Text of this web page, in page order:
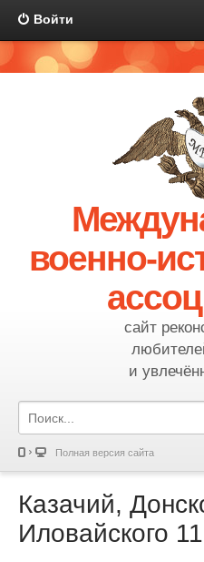
Войти
военно-
сайт
и
Полная версия сайта
Казачий,
Иловайского